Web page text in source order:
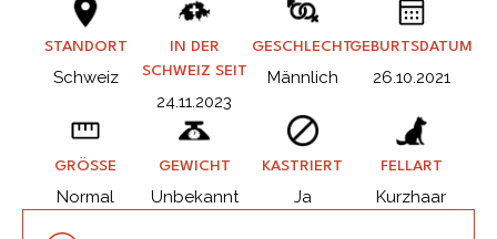
STANDORT
Schweiz
IN DER
SCHWEIZ SEIT
24.11.2023
GESCHLECHT
Männlich
GEBURTSDATUM
26.10.2021
GRÖSSE
Normal
GEWICHT
Unbekannt
KASTRIERT
Ja
FELLART
Kurzhaar